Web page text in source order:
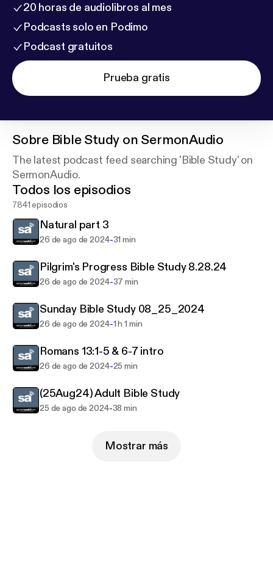
20 horas de audiolibros al mes
Podcasts solo en Podimo
Podcast gratuitos
Prueba gratis
Sobre Bible Study on SermonAudio
The latest podcast feed searching 'Bible Study' on
SermonAudio.
Todos los episodios
7841 episodios
Natural part 3
26 de ago de 2024-31 min
Pilgrim's Progress Bible Study 8.28.24
26 de ago de 2024-37 min
Sunday Bible Study 08_25_2024
26 de ago de 2024-1 h 1 min
Romans 13:1-5 & 6-7 intro
26 de ago de 2024-25 min
(25Aug24) Adult Bible Study
25 de ago de 2024-38 min
Mostrar más